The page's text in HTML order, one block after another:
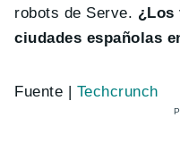
robots de Serve. ¿Los
ciudades españolas
Fuente | Techcrunch